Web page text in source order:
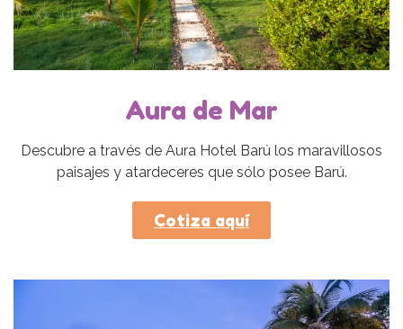
Aura de Mar
Descubre a través de Aura Hotel Barú los maravillosos
paisajes y atardeceres que sólo posee Barú.
Cotiza aquí